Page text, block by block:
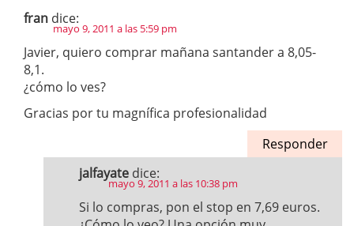
fran dice:
mayo 9, 2011 a las 5:59 pm
Javier, quiero comprar mañana santander a 8,05-
8,1.
¿cómo lo ves?
Gracias por tu magnífica profesionalidad
Responder
jalfayate dice:
mayo 9, 2011 a las 10:38 pm
Si lo compras, pon el stop en 7,69 euros.